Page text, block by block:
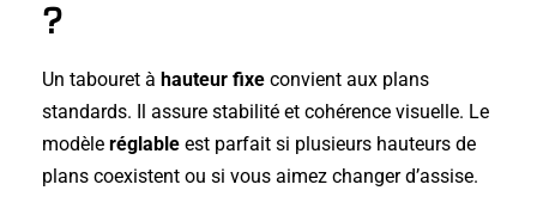
?
Un tabouret à hauteur fixe convient aux plans
standards. Il assure stabilité et cohérence visuelle. Le
modèle réglable est parfait si plusieurs hauteurs de
plans coexistent ou si vous aimez changer d’assise.